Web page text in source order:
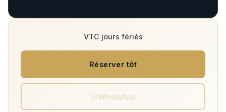
VTC jours fériés
Réserver tôt
WhatsApp